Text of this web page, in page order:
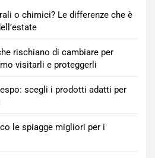
o chimici? Le differenze che è
rischiano di cambiare per
visitarli e proteggerli
scegli i prodotti adatti per
le spiagge migliori per i